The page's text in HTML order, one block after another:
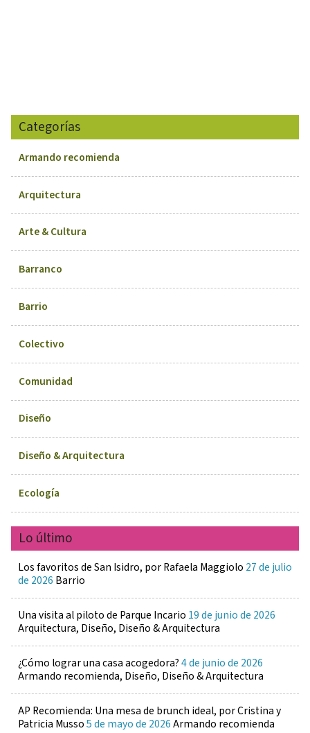
Categorías
Armando recomienda
Arquitectura
Arte & Cultura
Barranco
Barrio
Colectivo
Comunidad
Diseño
Diseño & Arquitectura
Ecología
Lo último
Los favoritos de San Isidro, por Rafaela Maggiolo 27 de julio
de 2026 Barrio
Una visita al piloto de Parque Incario 19 de junio de 2026
Arquitectura, Diseño, Diseño & Arquitectura
¿Cómo lograr una casa acogedora?4 de junio de 2026
Armando recomienda, Diseño, Diseño & Arquitectura
AP Recomienda: Una mesa de brunch ideal, por Cristina y
Patricia Musso5 de mayo de 2026Armando recomienda